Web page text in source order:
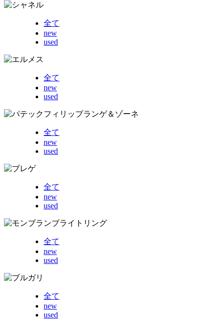
全て
new
used
全て
new
used
全て
new
used
全て
new
used
全て
new
used
全て
new
used